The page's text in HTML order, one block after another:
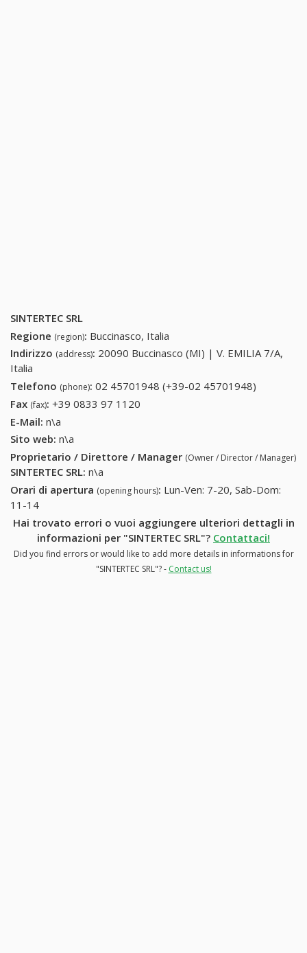
SINTERTEC SRL
Regione (region): Buccinasco, Italia
Indirizzo (address): 20090 Buccinasco (MI) | V. EMILIA 7/A,
Italia
Telefono (phone): 02 45701948 (+39-02 45701948)
Fax (fax): +39 0833 97 1120
E-Mail: n\a
Sito web: n\a
Proprietario / Direttore / Manager (Owner / Director / Manager)
SINTERTEC SRL: n\a
Orari di apertura (opening hours): Lun-Ven: 7-20, Sab-Dom:
11-14
Hai trovato errori o vuoi aggiungere ulteriori dettagli in
informazioni per "SINTERTEC SRL"? Contattaci!
Did you find errors or would like to add more details in informations for
"SINTERTEC SRL"? - Contact us!